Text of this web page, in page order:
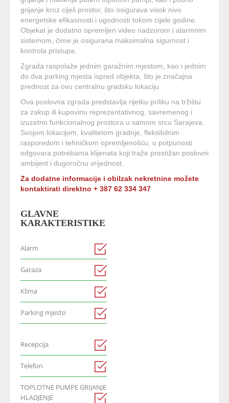
grijanje kroz cijeli prostor, što osigurava visok nivo
energetske efikasnosti i ugodnosti tokom cijele godine.
Objekat je dodatno opremljen video nadzorom i alarmnim
sistemom, čime je osigurana maksimalna sigurnost i
kontrola pristupa.
Zgrada raspolaže jednim garažnim mjestom, kao i jednim
do dva parking mjesta ispred objekta, što je značajna
prednost za ovu centralnu gradsku lokaciju.
Ova poslovna zgrada predstavlja rijetku priliku na tržištu
za zakup ili kupovinu reprezentativnog, savremenog i
izuzetno funkcionalnog prostora u samom srcu Sarajeva.
Svojom lokacijom, kvalitetom gradnje, fleksibilnim
rasporedom i tehničkom opremljenošću, u potpunosti
odgovara potrebama klijenata koji traže prestižan poslovni
ambijent i dugoročnu vrijednost.
Za dodatne informacije i obilzak nekretnine možete
kontaktirati direktno + 387 62 334 347
GLAVNE
KARAKTERISTIKE
Alarm
Garaza
Klima
Parking mjesto
Recepcija
Telefon
TOPLOTNE PUMPE GRIJANJE
HLADJENJE